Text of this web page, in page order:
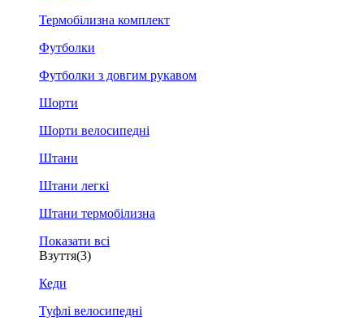
Термобілизна комплект
Футболки
Футболки з довгим рукавом
Шорти
Шорти велосипедні
Штани
Штани легкі
Штани термобілизна
Показати всі
Взуття(3)
Кеди
Туфлі велосипедні